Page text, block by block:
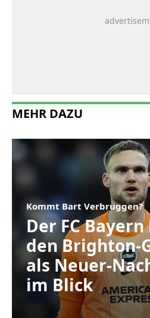
MEHR DAZU
Kommt Bart Verbruggen?
Der FC
den Brighton-
als Neuer-
im Blick